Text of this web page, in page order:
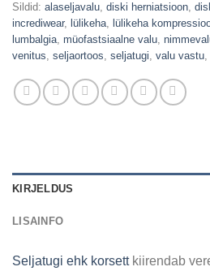
Sildid: alaseljavalu, diski herniatsioon,
incrediwear, lülikeha, lülikeha
lumbalgia, müofastsiaalne valu,
venitus, seljaortoos, seljatugi, valu vastu,
KIRJELDUS
LISAINFO
Seljatugi ehk korsett kiirendab